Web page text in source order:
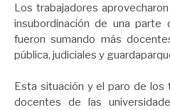
Los trabajadores
insubordinación de una
fueron sumando más
pública, judiciales y
Esta situación y el paro de
docentes de las